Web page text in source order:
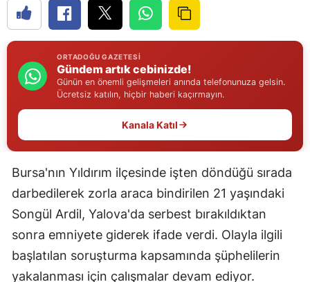
Erzurum
Eskişehir
Gaziantep
Giresun
Gümüşhane
Hakkari
Hatay
Isparta
Mersin
İstanbul
ORTADOĞU GAZETESI
Gündem artık cebinizde!
Günün en önemli gelişmeleri anında telefonunuza gelsin.
Ücretsiz katılın, hiçbir haberi kaçırmayın.
Kanala Katıl
Bursa'nın Yıldırım ilçesinde işten döndüğü sırada
darbedilerek zorla araca bindirilen 21 yaşındaki
Songül Ardil, Yalova'da serbest bırakıldıktan
sonra emniyete giderek ifade verdi. Olayla ilgili
başlatılan soruşturma kapsamında şüphelilerin
yakalanması için çalışmalar devam ediyor.